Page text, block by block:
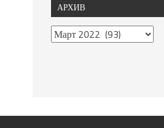
АРХИВ